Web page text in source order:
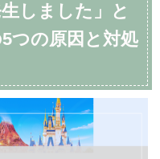
しました」と
つの原因と対処